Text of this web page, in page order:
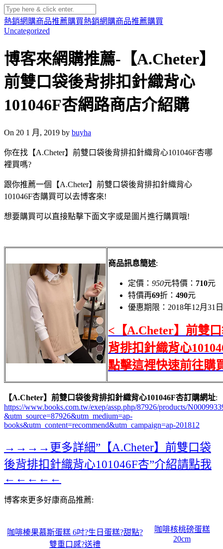
熱銷網購商品推薦購買熱銷網購商品推薦購買
Uncategorized
博客來網購推薦-【A.Cheter】
前雙口袋後背排扣針織背心
101046F杏網路商店介紹購
On 20 1 月, 2019 by buyha
你在找【A.Cheter】前雙口袋後背排扣針織背心101046F杏哪
裡買嗎?
跟你推薦一個【A.Cheter】前雙口袋後背排扣針織背心
101046F杏購買可以去博客來!
想要購買可以直接點擊下面文字或是圖片進行購買哦!
商品訊息簡述:
定價： 950元特價： 710元
特價再69折： 490元
優惠期限：2018年12月31
<【A.Cheter】前雙
背排扣針織背心
點擊這裡快速前往購
【A.Cheter】前雙口袋後背排扣針織背心101046F杏訂購網址:
https://www.books.com.tw/exep/assp.php/87926/products/
&utm_source=87926&utm_medium=ap-
books&utm_content=recommend&utm_campaign=ap-201812
→→→→更多詳細”【A.Cheter】前雙口袋
後背排扣針織背心101046F杏”介紹請點我
←←←←←
博客來更多好康商品推薦:
咖啡榛果慕斯蛋糕 6吋?生日蛋糕?甜點?
雙重口感?送禮
咖啡核桃磅蛋糕
20cm